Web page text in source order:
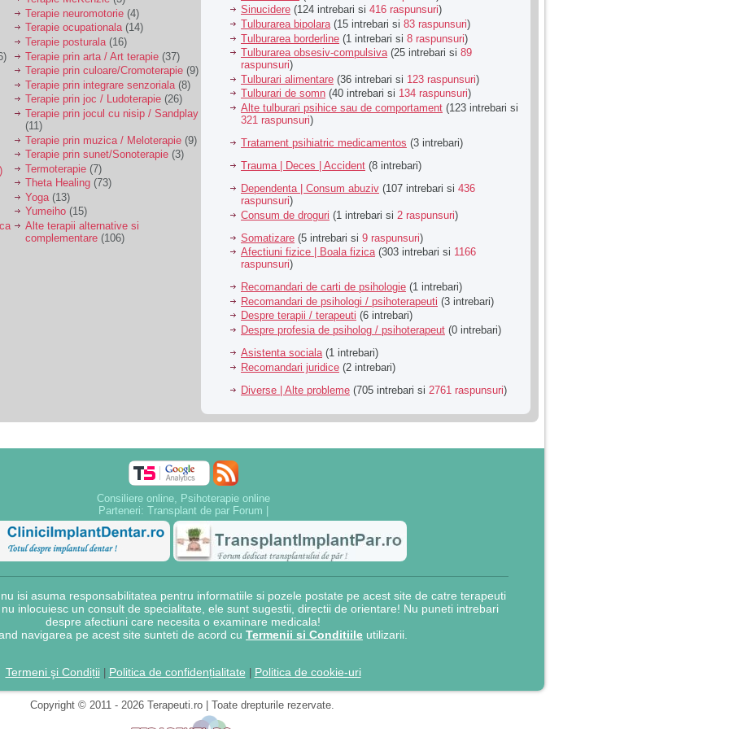
Terapie neuromotorie (4)
Terapie ocupationala(14)
Terapie posturala (16)
Terapie prin arta / Art terapie (37)
Terapie prin culoare/Cromoterapie (9)
Terapie prin integrare senzoriala (8)
Terapie prin joc / Ludoterapie (26)
Terapie prin jocul cu nisip / Sandplay
(11)
Terapie prin muzica / Meloterapie (9)
Terapie prin sunet/Sonoterapie (3)
Termoterapie (7)
Theta Healing (73)
Yoga (13)
Yumeiho (15)
Alte terapii alternative si
complementare (106)
Sinucidere (124 intrebari si 416 raspunsuri)
Tulburarea bipolara(15 intrebari si 83 raspunsuri)
Tulburarea borderline (1 intrebari si 8 raspunsuri)
Tulburarea obsesiv-compulsiva(25 intrebari si 89
raspunsuri)
Tulburari alimentare (36 intrebari si 123 raspunsuri)
Tulburari de somn (40 intrebari si 134 raspunsuri)
Alte tulburari psihice sau de comportament (123 intrebari si
321 raspunsuri)
Tratament psihiatric medicamentos (3 intrebari)
Trauma | Deces | Accident (8 intrebari)
Dependenta | Consum abuziv (107 intrebari si 436
raspunsuri)
Consum de droguri (1 intrebari si 2 raspunsuri)
Somatizare (5 intrebari si 9 raspunsuri)
Afectiuni fizice | Boala fizica(303 intrebari si 1166
raspunsuri)
Recomandari de carti de psihologie (1 intrebari)
Recomandari de psihologi / psihoterapeuti (3 intrebari)
Despre terapii / terapeuti (6 intrebari)
Despre profesia de psiholog / psihoterapeut (0 intrebari)
Asistenta sociala (1 intrebari)
Recomandari juridice (2 intrebari)
Diverse | Alte probleme (705 intrebari si 2761 raspunsuri)
Consiliere online, Psihoterapie online
Parteneri: Transplant de par Forum
isi asuma responsabilitatea pentru informatiile si pozele postate pe acest site de catre terapeuti
inlocuiesc un consult de specialitate, ele sunt sugestii, directii de orientare! Nu puneti intrebari
despre afectiuni care necesita o examinare medicala!
navigarea pe acest site sunteti de acord cu Termenii si Conditiile utilizarii.
Termeni şi Condiții| Politica de confidențialitate Politica de cookie-uri
Copyright © 2011 - 2026 Terapeuti.ro | Toate drepturile rezervate.